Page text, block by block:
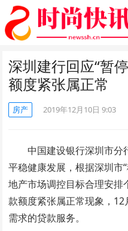
深圳建行回应“暂
额度紧张属正常
房产 2019年12月10日 9:03
中国建设银行深圳市分
平稳健康发展，根据深圳市
地产市场调控目标合理安
款额度紧张属正常现象，
需求的贷款服务。